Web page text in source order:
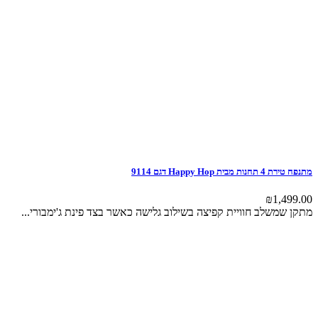
מתנפח טירת 4 תחנות מבית Happy Hop דגם 9114
₪1,499.00
מתקן שמשלב חוויית קפיצה בשילוב גלישה כאשר בצד פינת ג'ימבורי...